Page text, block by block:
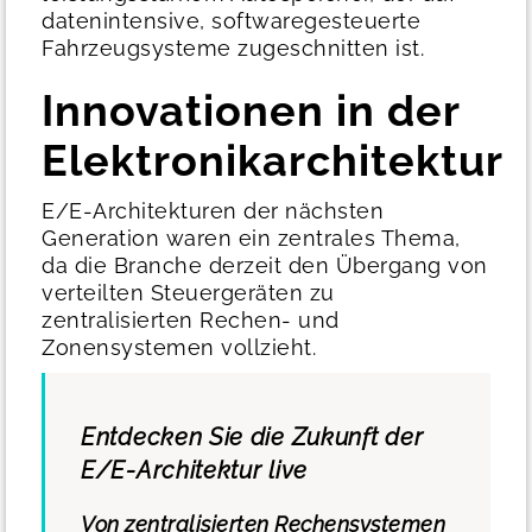
datenintensive, softwaregesteuerte
Fahrzeugsysteme zugeschnitten ist.
Innovationen in der
Elektronikarchitektur
E/E-Architekturen der nächsten
Generation waren ein zentrales Thema,
da die Branche derzeit den Übergang von
verteilten Steuergeräten zu
zentralisierten Rechen- und
Zonensystemen vollzieht.
Entdecken Sie die Zukunft der
E/E-Architektur live
Von zentralisierten Rechensystemen